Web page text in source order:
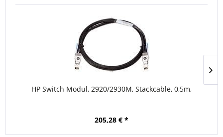
HP Switch Modul, 2920/2930M, Stackcable, 0,5m,
205,28 € *